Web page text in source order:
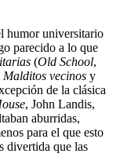
humor universitario
parecido a lo que
(Old School,
Malditos vecinos y
de la clásica
, John Landis,
aburridas,
para el que esto
divertida que las